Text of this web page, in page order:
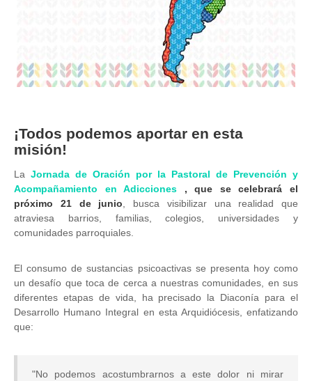
¡Todos podemos aportar en esta
misión!
La Jornada de Oración por la Pastoral de Prevención y
Acompañamiento en Adicciones , que se celebrará el
próximo 21 de junio , busca visibilizar una realidad que
atraviesa barrios, familias, colegios, universidades y
comunidades parroquiales.
El consumo de sustancias psicoactivas se presenta hoy como
un desafío que toca de cerca a nuestras comunidades, en sus
diferentes etapas de vida, ha precisado la Diaconía para el
Desarrollo Humano Integral en esta Arquidiócesis, enfatizando
que:
"No podemos acostumbrarnos a este dolor ni mirar